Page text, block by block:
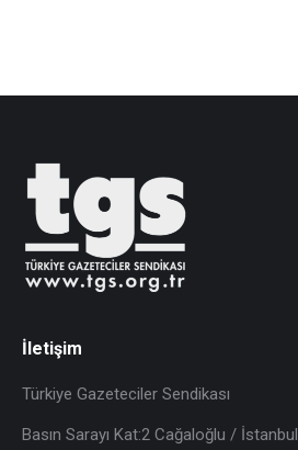
İletişim
Türkiye Gazeteciler Sendikası
Basın Sarayı Kat:2 Cağaloğlu / İstanbul